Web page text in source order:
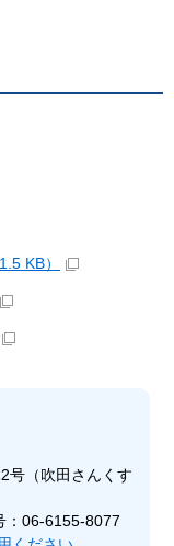
KB）
（吹田さんくす
06-6155-8077